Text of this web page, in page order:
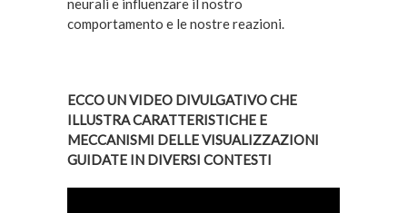
neurali e influenzare il nostro
comportamento e le nostre reazioni.
ECCO UN VIDEO DIVULGATIVO CHE
ILLUSTRA CARATTERISTICHE E
MECCANISMI DELLE VISUALIZZAZIONI
GUIDATE IN DIVERSI CONTESTI